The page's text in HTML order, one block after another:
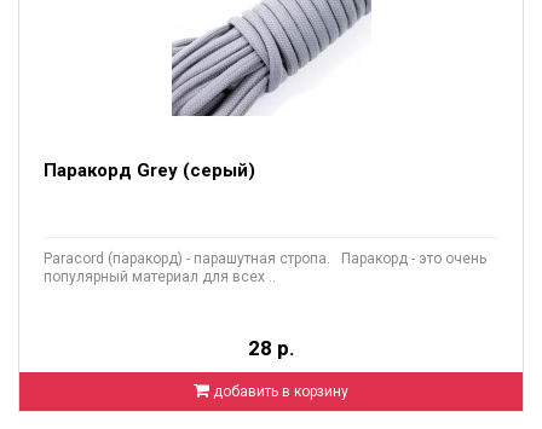
Паракорд Grey (серый)
Paracord (паракорд) - парашутная стропа. Паракорд - это очень
популярный материал для всех ..
28 р.
добавить в корзину